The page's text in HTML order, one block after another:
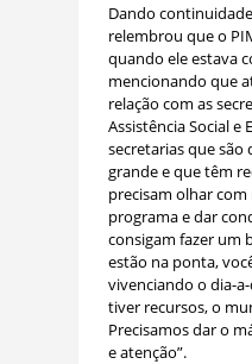
Dando
relembrou que o
quando ele estava
mencionando que
relação com as
Assistência Social e
secretarias que são
grande e que têm
precisam olhar
programa e dar
consigam fazer um
estão na ponta,
vivenciando o dia-
tiver recursos, o
Precisamos dar o
e atenção”.